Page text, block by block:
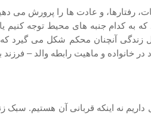
رفتارها، و عادت ها را پرورش می
کدام جنبه های محیط توجه کنیم
در ۴ یا ۵ سال اول زندگی آنچنان
خانواده و ماهیت رابطه والد – فرزند
نه اینکه قربانی آن هستیم. سبک